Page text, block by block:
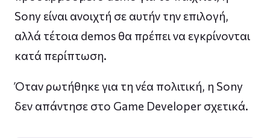
Sony είναι ανοιχτή σε αυτήν την επιλογή,
αλλά τέτοια demos θα πρέπει να εγκρίνονται
κατά περίπτωση.
Όταν ρωτήθηκε για τη νέα πολιτική, η Sony
δεν απάντησε στο Game Developer σχετικά.